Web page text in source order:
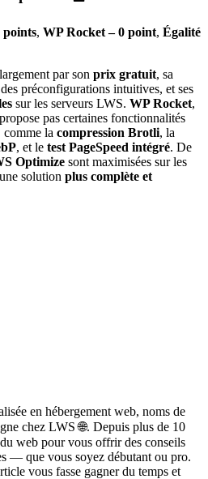
points, WP Rocket – 0 point, Égalité
par son prix gratuit, sa
préconfigurations intuitives, et ses
sur les serveurs LWS. WP Rocket,
pas certaines fonctionnalités
comme la compression Brotli, la
, et le test PageSpeed intégré. De
Optimize sont maximisées sur les
solution plus complète et
en hébergement web, noms de
chez LWS 🌐. Depuis plus de 10
web pour vous offrir des conseils
— que vous soyez débutant ou pro.
vous fasse gagner du temps et